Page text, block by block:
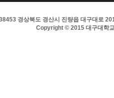
경상북도 경산시 진량읍 대구대로
Copyright © 2015 대구대학